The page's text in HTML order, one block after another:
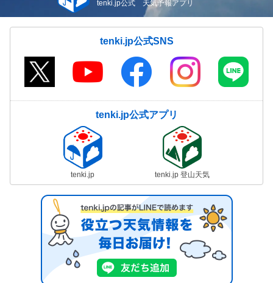
tenki.jp公式 天気予報アプリ
tenki.jp公式SNS
tenki.jp公式アプリ
tenki.jp tenki.jp 登山天気